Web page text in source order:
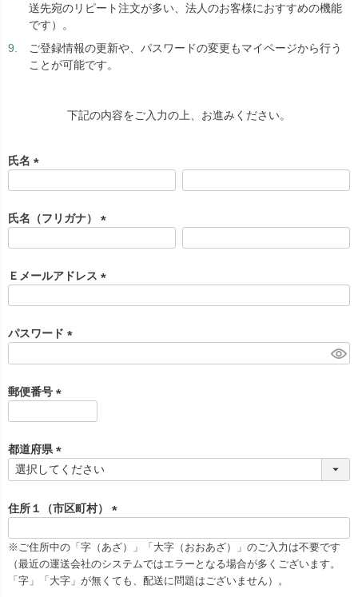
送先宛のリピート注文が多い、法人のお客様におすすめの機能
です）。
ご登録情報の更新や、パスワードの変更もマイページから行う
ことが可能です。
下記の内容をご入力の上、お進みください。
氏名
須
)
氏名（フリガナ）
須
)
Ｅメールアドレス
)
パスワード
)
郵便番号
須
)
都道府県
(
須
)
住所１（市区町村）
必
須
)
※ご住所中の「字（あざ）」「大字（おおあざ）」のご入力は不要です
（最近の運送会社のシステムではエラーとなる場合が多くございます。
「字」「大字」が無くても、配送に問題はございません）。